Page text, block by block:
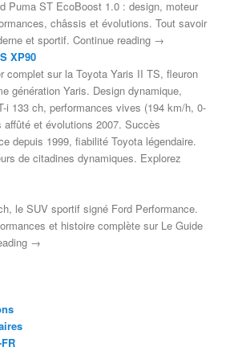
Puma ST EcoBoost 1.0 : design, moteur
châssis et évolutions. Tout savoir
et sportif. Continue reading →
XP90
complet sur la Toyota Yaris II TS, fleuron
génération Yaris. Design dynamique,
i 133 ch, performances vives (194 km/h, 0-
affûté et évolutions 2007. Succès
depuis 1999, fiabilité Toyota légendaire.
de citadines dynamiques. Explorez
le SUV sportif signé Ford Performance.
et histoire complète sur Le Guide
→